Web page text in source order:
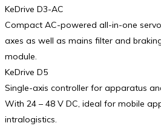
KeDrive D3-AC
Compact AC-powered all-in-one
axes as well as mains filter and
module.
KeDrive D5
Single-axis controller for apparatus
With 24 – 48 V DC, ideal for mobile
intralogistics.